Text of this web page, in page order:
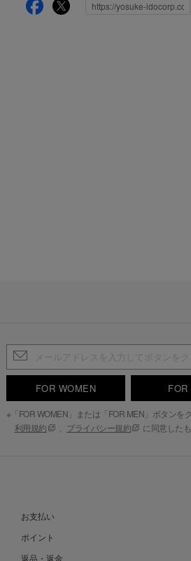
FOR WOMEN FOR
※「FOR WOMEN」または「FOR MEN」ボタンを
利用規約
プライバシー規約 に同意した
お支払い
ポイント
返品・返金